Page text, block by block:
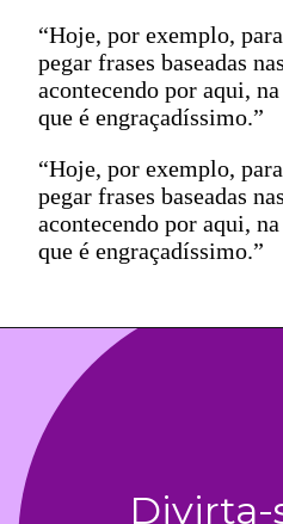
“Hoje, por exemplo,
pegar frases baseadas
acontecendo por aqui,
que é engraçadíssimo.”
“Hoje, por exemplo,
pegar frases baseadas
acontecendo por aqui,
que é engraçadíssimo.”
Divirta-